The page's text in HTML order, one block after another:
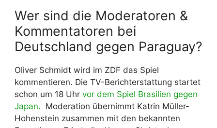
Wer sind die Moderatoren &
Kommentatoren bei
Deutschland gegen Paraguay?
Oliver Schmidt wird im ZDF das Spiel
kommentieren. Die TV-Berichterstattung startet
schon um 18 Uhr vor dem Spiel Brasilien gegen
Japan. Moderation übernimmt Katrin Müller-
Hohenstein zusammen mit den bekannten